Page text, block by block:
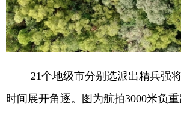
辽宁 吉林 上海
浙江 安徽 福建
21个地级市分别选派出精兵强将
时间展开角逐。图为航拍3000米负